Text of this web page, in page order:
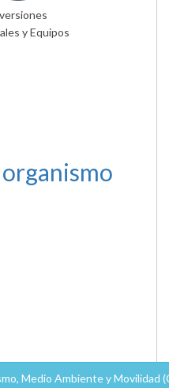
y Equipos
Medio Ambiente y Movilidad